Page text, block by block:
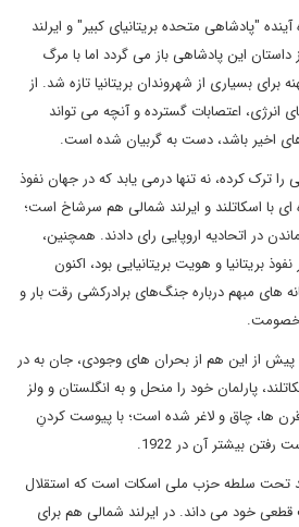
آینده "پادشاهی متحده بریتانیای کبیر" و ایرلند
این پادشاهی باز می گردد اما با مرگ
بسیاری از شهروندان بریتانیا تازه شد. از
انرژی، اعتصابات گسترده و آنچه می تواند
اخیر باشد، دست به گربیان شده است.
را ترک کرده، نه تنها درمی یابد که در جهان نفوذ
ای با اسکاتلند و ایرلند شمالی هم سرشاخ است؛
در اتحادیه اروپایی رای دادند. همچنین،
بریتانیا و هویت بریتانیایی بود، اکنون
های مبهم درباره جنگ‌های برادرکشی رقت بار و
خصومت.
پیش از این هم از بحران های وجودی، جان به در
از سال 1707 که اسکاتلند، پارلمان خود را منحل و به انگلستان و ولز
ها، چاق و لاغر شده است؛ با پیوست کردنِ
تحت سلطه حزب ملی اسکات است که استقلال
قطعی خود می داند. در ایرلند شمالی هم برای